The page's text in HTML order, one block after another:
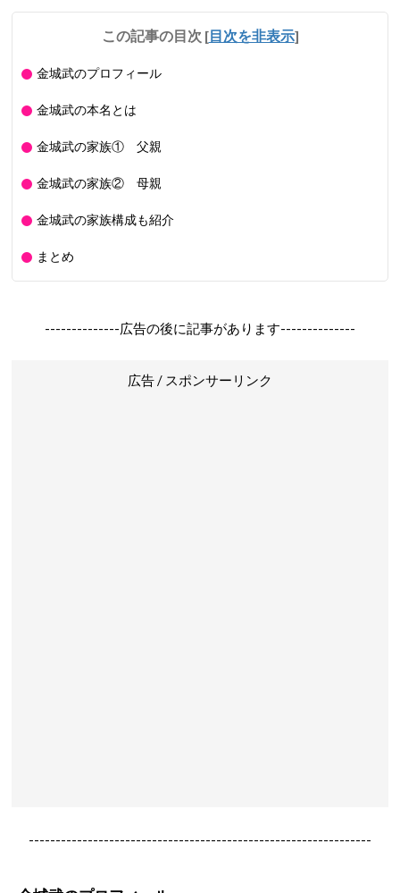
この記事の目次 [目次を非表示]
金城武のプロフィール
金城武の本名とは
金城武の家族① 父親
金城武の家族② 母親
金城武の家族構成も紹介
まとめ
--------------広告の後に記事があります--------------
広告 / スポンサーリンク
----------------------------------------------------------------